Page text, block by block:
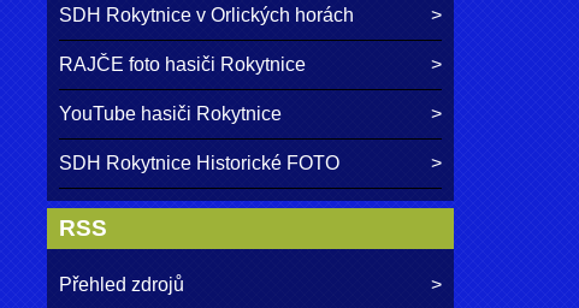
SDH Rokytnice v Orlických horách
RAJČE foto hasiči Rokytnice
YouTube hasiči Rokytnice
SDH Rokytnice Historické FOTO
RSS
Přehled zdrojů